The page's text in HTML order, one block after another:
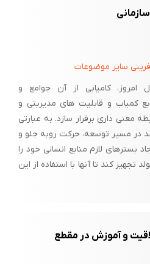
می­توان از مشوق­های غیر کلامی نیز
باید همیشه تشویق­ها کلامی باشد یا
معمولاً به طرف تشویق­های کلامی
موارد شکل­های دیگری از تشویق
خلاقه و سازنده کودک جایزه نیز
هدیه­ای خوشحال کننده دانست. در
می­تواند از شرکت دادن اثر کودک
وسیله مورد آرزو نوسان پیدا کند.
که از قاعده و روشی عادلانه
آنها قرار گیرد.
سازمانی
سایر موضوعات
امروز، کامیابی از آن جوامع و
کمیاب و قابلیت های مدیریتی و
معنی داری برقرار سازد. به عبارتی
در مسیر توسعه، حرکت روبه جلو و
بسترهای لازم منابع انسانی خود را
تجهیز کند تا آنها با استفاده از این
و آموزش در مقطع